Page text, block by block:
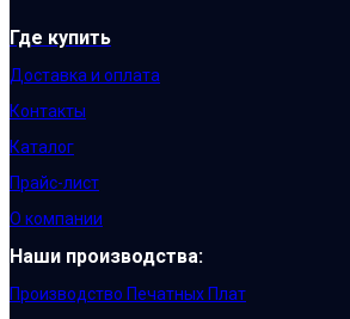
Где купить
Доставка и оплата
Контакты
Каталог
Прайс-лист
О компании
Наши производства:
Производство Печатных Плат